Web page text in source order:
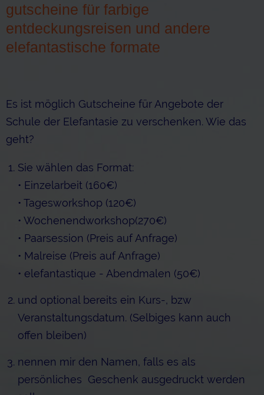
gutscheine für farbige
entdeckungsreisen und andere
elefantastische formate
Es ist möglich Gutscheine für Angebote der
Schule der Elefantasie zu verschenken. Wie das
geht?
Sie wählen das Format:
• Einzelarbeit (160€)
• Tagesworkshop (120€)
• Wochenendworkshop(270€)
• Paarsession (Preis auf Anfrage)
• Malreise (Preis auf Anfrage)
• elefantastique - Abendmalen (50€)
und optional bereits ein Kurs-, bzw
Veranstaltungsdatum. (Selbiges kann auch
offen bleiben)
nennen mir den Namen, falls es als
persönliches Geschenk ausgedruckt werden